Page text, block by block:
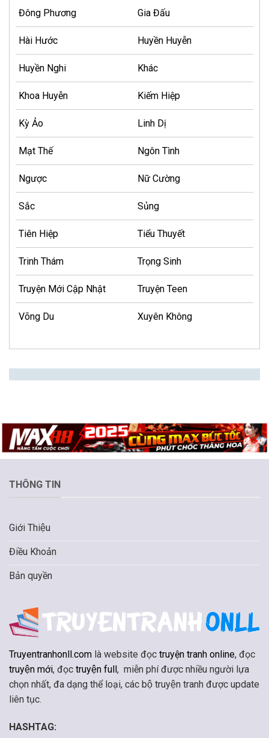
Đông Phương Gia Đấu
Hài Hước Huyền Huyễn
Huyền Nghi Khác
Khoa Huyễn Kiếm Hiệp
Kỳ Ảo Linh Dị
Mạt Thế Ngôn Tình
Ngược Nữ Cường
Sắc Sủng
Tiên Hiệp Tiểu Thuyết
Trinh Thám Trọng Sinh
Truyện Mới Cập Nhật Truyện Teen
Võng Du Xuyên Không
THÔNG TIN
Giới Thiệu
Điều Khoản
Bản quyền
Truyentranhonll.com là website đọc truyện tranh online, đọc
truyện mới, đọc truyện full, miễn phí được nhiều người lựa
chọn nhất, đa dạng thể loại, các bộ truyện tranh được update
liên tục.
HASHTAG: